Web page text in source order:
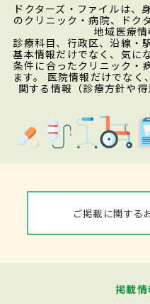
ドクターズ・ファイルは、
のクリニック・病院、ドク
地域医療情
診療科目、行政区、沿線・
基本情報だけでなく、気に
条件に合ったクリニック・
ます。 医院情報だけでなく
関する情報（診療方針や
ご掲載に関する
掲載